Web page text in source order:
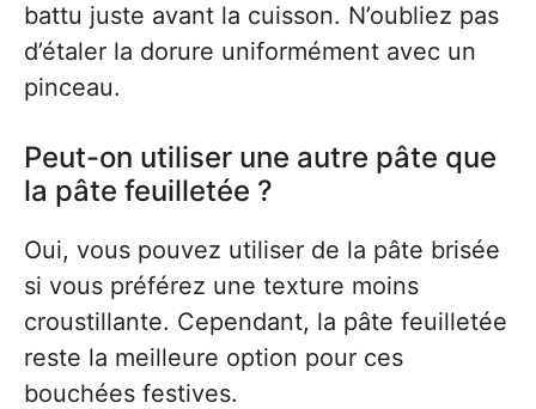
battu juste avant la cuisson. N’oubliez pas
d’étaler la dorure uniformément avec un
pinceau.
Peut-on utiliser une autre pâte que
la pâte feuilletée ?
Oui, vous pouvez utiliser de la pâte brisée
si vous préférez une texture moins
croustillante. Cependant, la pâte feuilletée
reste la meilleure option pour ces
bouchées festives.